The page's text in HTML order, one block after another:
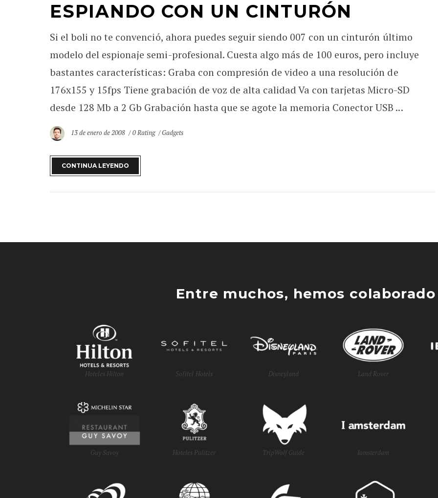
ESPIANDO CON UN CINTURÓN
Si el boli no te convenció, ahora puedes seguir siendo 007 con un cinturón último
modelo del espionaje semi-profesional. Cuesta algo más de 100 euros, pero incluye
bastantes características: Graba con compresión de video a una resolución de
176x155 y 15fps Tiene grabación de voz de alta calidad Va con tarjetas Micro-SD
desde 128 Mb a 2 Gb Grabación hasta que se agote la memoria Conector USB ...
13 de enero de 2008 0 Rating Gadgets
CONTINUA LEYENDO
Entre muchos, hemos
Hoteles Hilton Sofitel Hotels Disneyland Land Rover
Guy Savoy Hoteles Pulitzer TripWolf Guide Iamsterdam